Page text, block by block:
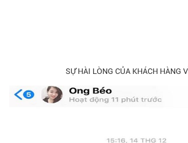
SỰ HÀI LÒNG CỦA KHÁCH HÀNG